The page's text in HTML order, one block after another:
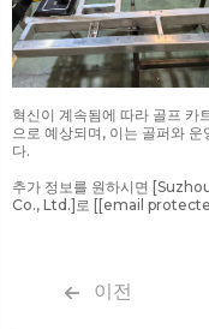
혁신이 계속됨에 따라 골프 카
으로 예상되며, 이는 골퍼와
다.
추가 정보를 원하시면
Co., Ltd.]로 [[email
이전